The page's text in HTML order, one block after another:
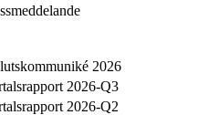
2026
2026-Q3
2026-Q2